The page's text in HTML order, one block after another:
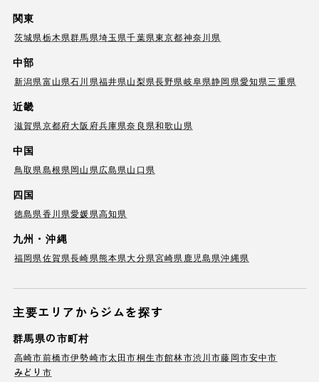
関東
茨城県栃木県群馬県埼玉県千葉県東京都神奈川県
中部
新潟県富山県石川県福井県山梨県長野県岐阜県静岡県愛知県三重県
近畿
滋賀県京都府大阪府兵庫県奈良県和歌山県
中国
鳥取県島根県岡山県広島県山口県
四国
徳島県香川県愛媛県高知県
九州・沖縄
福岡県佐賀県長崎県熊本県大分県宮崎県鹿児島県沖縄県
主要エリアからジムを探す
群馬県の市町村
高崎市前橋市伊勢崎市太田市桐生市館林市渋川市藤岡市安中市
みどり市